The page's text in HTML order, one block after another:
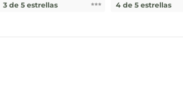
3 de 5 estrellas 4 de 5 estrellas